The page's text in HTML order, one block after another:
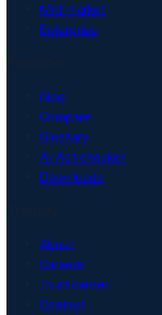
Mid-market
Enterprise
Blog
Compare
Glossary
AI Act checker
Downloads
About
Careers
Trust center
Contact